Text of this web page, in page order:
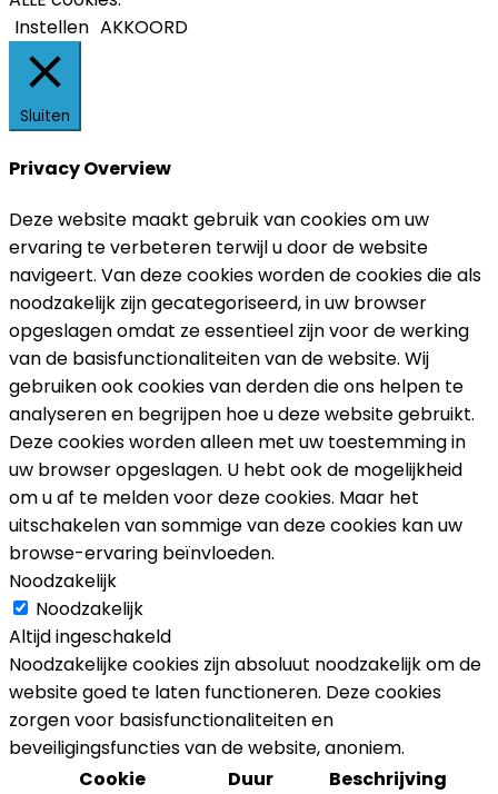
Instellen AKKOORD
Sluiten
Privacy Overview
Deze website maakt gebruik van cookies om uw
ervaring te verbeteren terwijl u door de website
navigeert. Van deze cookies worden de cookies die als
noodzakelijk zijn gecategoriseerd, in uw browser
opgeslagen omdat ze essentieel zijn voor de werking
van de basisfunctionaliteiten van de website. Wij
gebruiken ook cookies van derden die ons helpen te
analyseren en begrijpen hoe u deze website gebruikt.
Deze cookies worden alleen met uw toestemming in
uw browser opgeslagen. U hebt ook de mogelijkheid
om u af te melden voor deze cookies. Maar het
uitschakelen van sommige van deze cookies kan uw
browse-ervaring beïnvloeden.
Noodzakelijk
Noodzakelijk
Altijd ingeschakeld
Noodzakelijke cookies zijn absoluut noodzakelijk om de
website goed te laten functioneren. Deze cookies
zorgen voor basisfunctionaliteiten en
beveiligingsfuncties van de website, anoniem.
Cookie
Duur Beschrijving